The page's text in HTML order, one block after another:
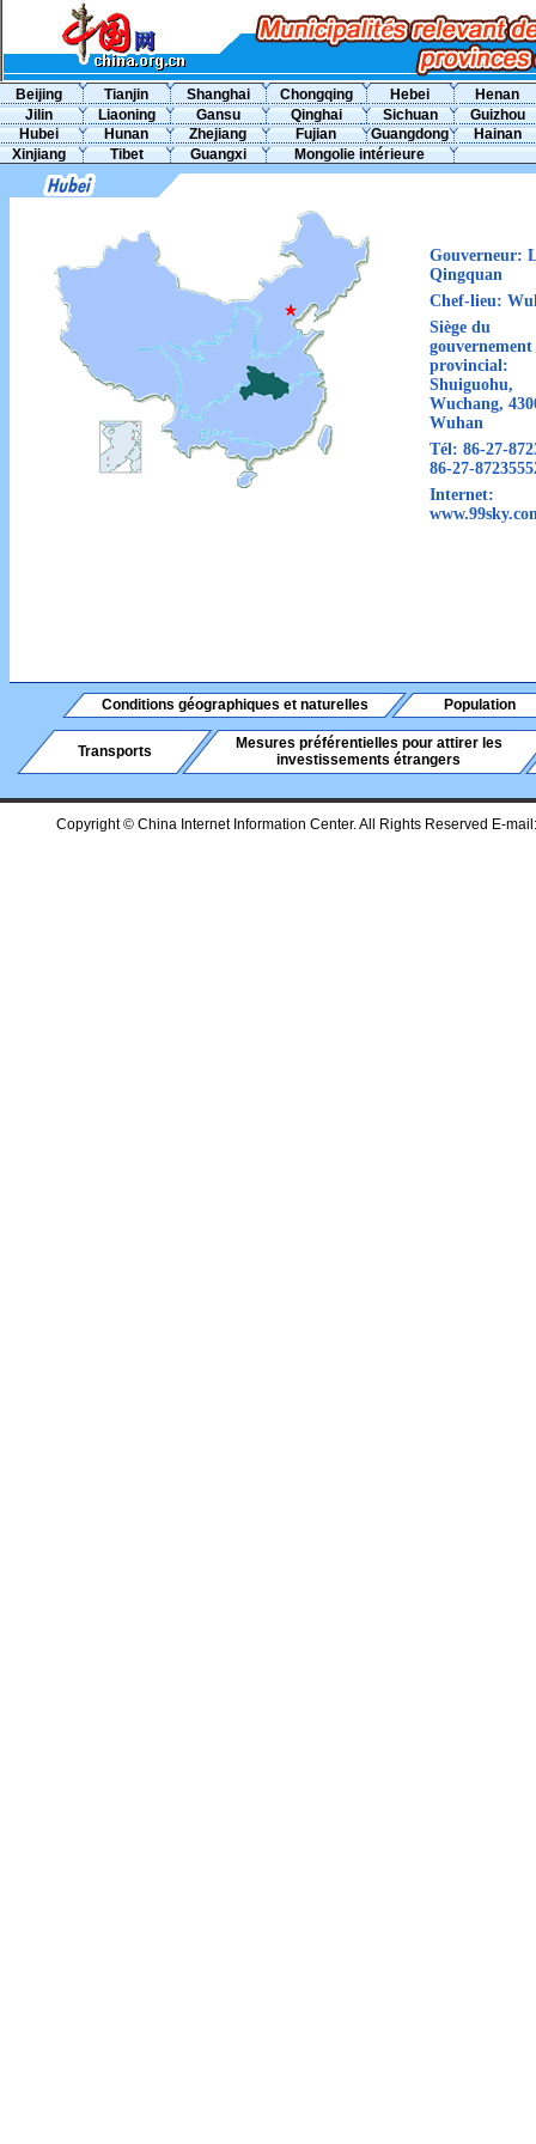
Beijing Tianjin Shanghai Chongqing Hebei
Henan
Jilin
Liaoning Gansu Qinghai Sichuan
Guizhou
Hubei
Hunan Zhejiang Fujian Guangdong
Hainan
Xinjiang
Tibet Guangxi Mongolie intérieure
Gouverneur:
Qingquan
Chef-lieu:
Siège du
gouvernement
provincial:
Shuiguohu,
Wuchang,
Wuhan
Tél: 86-27-
86-27-
Internet:
Conditions géographiques et naturelles Population
Transports
Mesures préférentielles pour attirer les
investissements étrangers
Copyright © China Internet Information Center. All Rights Reserved E-